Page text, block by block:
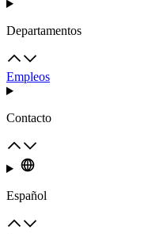
Departamentos
Empleos
Contacto
Español